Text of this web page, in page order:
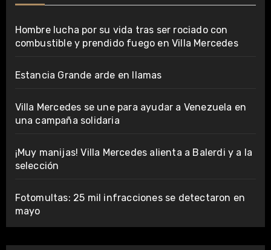
Hombre lucha por su vida tras ser rociado con
combustible y prendido fuego en Villa Mercedes
Estancia Grande arde en llamas
Villa Mercedes se une para ayudar a Venezuela en
una campaña solidaria
¡Muy manijas! Villa Mercedes alienta a Balerdi y a la
selección
Fotomultas: 25 mil infracciones se detectaron en
mayo